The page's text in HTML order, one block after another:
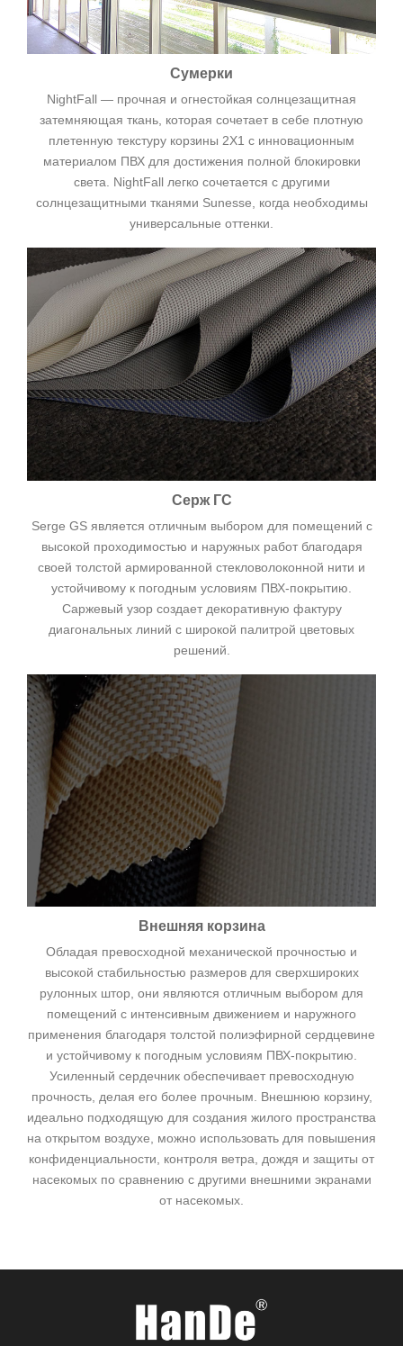
Сумерки
NightFall — прочная и огнестойкая солнцезащитная
затемняющая ткань, которая сочетает в себе плотную
плетенную текстуру корзины 2X1 с инновационным
материалом ПВХ для достижения полной блокировки
света. NightFall легко сочетается с другими
солнцезащитными тканями Sunesse, когда необходимы
универсальные оттенки.
Серж ГС
Serge GS является отличным выбором для помещений с
высокой проходимостью и наружных работ благодаря
своей толстой армированной стекловолоконной нити и
устойчивому к погодным условиям ПВХ-покрытию.
Саржевый узор создает декоративную фактуру
диагональных линий с широкой палитрой цветовых
решений.
Внешняя корзина
Обладая превосходной механической прочностью и
высокой стабильностью размеров для сверхшироких
рулонных штор, они являются отличным выбором для
помещений с интенсивным движением и наружного
применения благодаря толстой полиэфирной сердцевине
и устойчивому к погодным условиям ПВХ-покрытию.
Усиленный сердечник обеспечивает превосходную
прочность, делая его более прочным. Внешнюю корзину,
идеально подходящую для создания жилого пространства
на открытом воздухе, можно использовать для повышения
конфиденциальности, контроля ветра, дождя и защиты от
насекомых по сравнению с другими внешними экранами
от насекомых.